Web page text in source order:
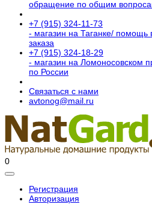
обращение по общим
+7 (915) 324-11-73
- магазин на Таганке/ помощь
заказа
+7 (915) 324-18-29
- магазин на Ломоносовском
по России
Связаться с нами
avtonog@mail.ru
0
Регистрация
Авторизация